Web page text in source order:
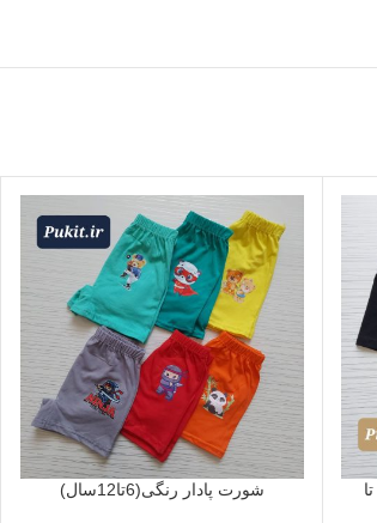
تیشرت پسرانه طرح عباس (ع)(۲ تا
شورت پادار رنگی(6تا12سال)